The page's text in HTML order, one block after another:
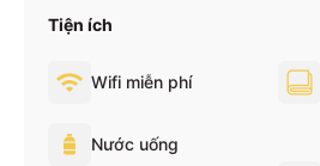
Tiện ích
Wifi miễn phí
Nước uống